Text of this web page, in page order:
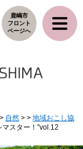
鹿嶋市
フロント
ページへ
> 自然 > > 地域おこし協
マスター！”vol.12